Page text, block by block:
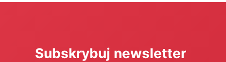
Subskrybuj newsletter